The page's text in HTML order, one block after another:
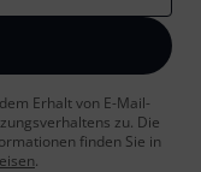
Erhalt von E-Mail-
zu. Die
finden Sie in
.